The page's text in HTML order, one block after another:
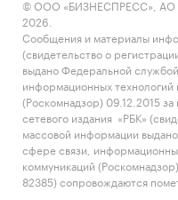
© ООО «БИЗНЕСПРЕСС», АО
2026.
Сообщения и материалы
(свидетельство о
выдано Федеральной
информационных технологий
(Роскомнадзор) 09.12.2015
сетевого издания «РБК»
массовой информации
сфере связи,
коммуникаций
82385) сопровождаются